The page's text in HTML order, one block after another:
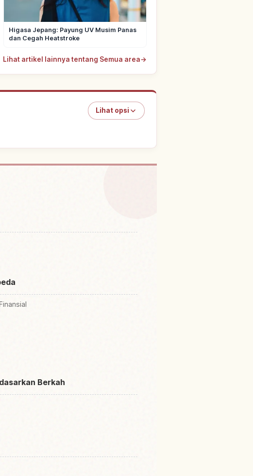
Higasa Jepang: Payung UV Musim Panas
dan Cegah Heatstroke
Lihat artikel lainnya tentang Semua area→
Lihat opsi
Berkah